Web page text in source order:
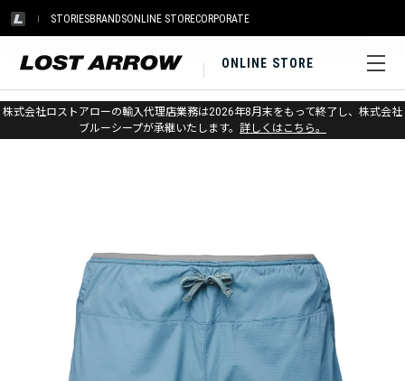
STORIESBRANDSONLINE STORECORPORATE
ONLINE STORE
株式会社ロストアローの輸入代理店業務は2026年8月末をもって終了し、株式会社
ブルーシープが承継いたします。 詳しくはこちら。
ホーム > ブラックダイヤモンド > アパレル > ボトムス > ショーツ